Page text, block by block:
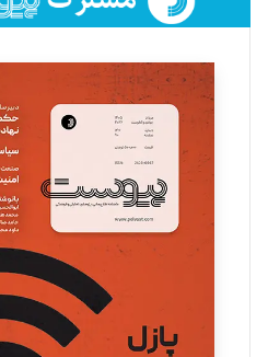
فائزه فتحی رستمی
تحریریه
سروش کرمیان
تحریریه
مینا پاکدل
یسنا امان‌پور